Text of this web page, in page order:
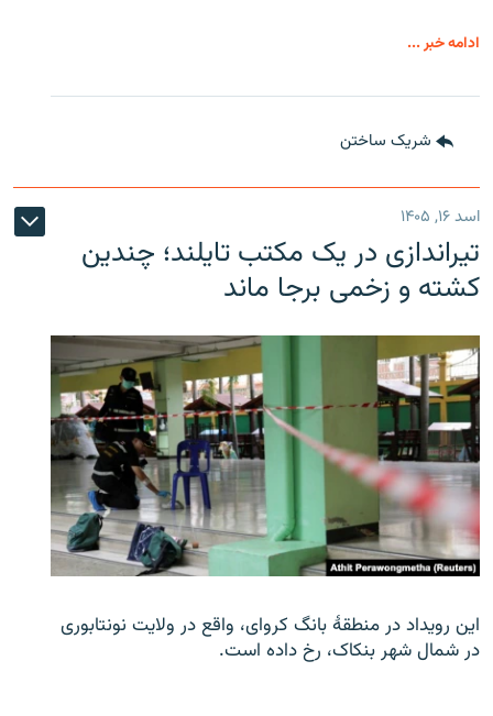
ادامه خبر ...
شریک ساختن
اسد ۱۶, ۱۴۰۵
تیراندازی در یک مکتب تایلند؛ چندین
کشته و زخمی برجا ماند
این رویداد در منطقۀ بانگ کروای، واقع در ولایت نونتابوری
در شمال شهر بنکاک، رخ داده است.